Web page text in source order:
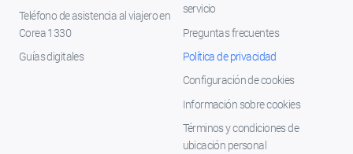
Teléfono de asistencia al viajero en
Corea 1330
Guías digitales
servicio
Preguntas frecuentes
Política de privacidad
Configuración de cookies
Información sobre cookies
Términos y condiciones de
ubicación personal